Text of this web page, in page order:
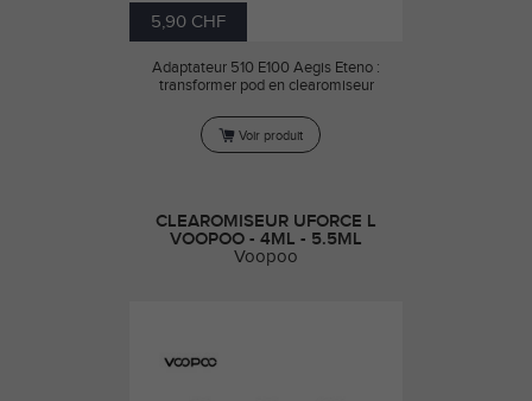
5,90 CHF
Adaptateur 510 E100 Aegis Eteno :
transformer pod en clearomiseur
Voir produit
CLEAROMISEUR UFORCE L
VOOPOO - 4ML - 5.5ML
Voopoo